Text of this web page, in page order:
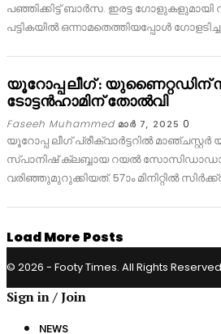
പഞ്ഞിക്കിട്ട് ബാർസ. ഇരട്ട ഗോളുകളുമായി
പട്ടികയിൽ ഒന്നാമതെത്തിയപ്പോൾ
യൂറോപ്പ ലീഗ് : യുണൈറ്റഡിന്
ടോട്ടൻഹാമിന് തോൽവി
Faseeh Muhammed മാര്‍ 7, 2025 0
യൂറോപ്പ ലീഗ് പ്രീക്വാർട്ടറിൽ
സ്പാനിഷ് ക്ലബ്ബായ റയൽ
വരിഞ്ഞുമുറുക്കിയത്. 57ാം മിനിറ്റിൽ
Load More Posts
© 2026 - Footy Times. All Rights
Sign in / Join
NEWS